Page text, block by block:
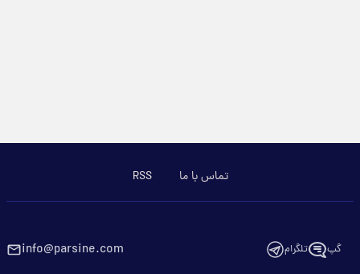
تماس با ما RSS
گپ تلگرام info@parsine.com